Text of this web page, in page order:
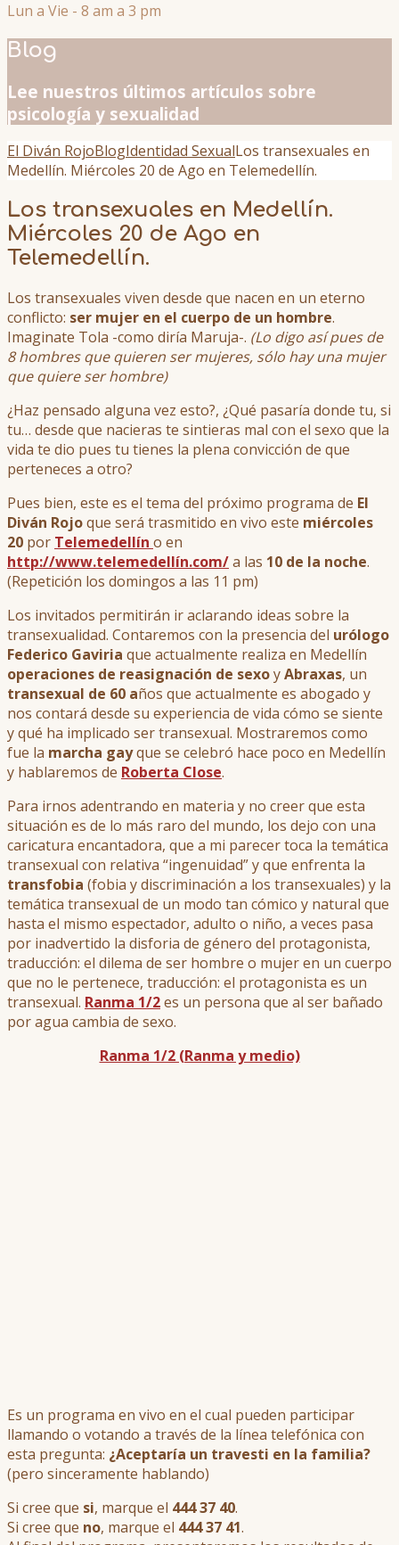
Lun a Vie - 8 am a 3 pm
Blog
Lee nuestros últimos artículos sobre
psicología y sexualidad
El Diván RojoBlogIdentidad SexualLos transexuales en
Medellín. Miércoles 20 de Ago en Telemedellín.
Los transexuales en Medellín.
Miércoles 20 de Ago en
Telemedellín.
Los transexuales viven desde que nacen en un eterno
conflicto: ser mujer en el cuerpo de un hombre.
Imaginate Tola -como diría Maruja-. (Lo digo así pues de
8 hombres que quieren ser mujeres, sólo hay una mujer
que quiere ser hombre)
¿Haz pensado alguna vez esto?, ¿Qué pasaría donde tu, si
tu… desde que nacieras te sintieras mal con el sexo que la
vida te dio pues tu tienes la plena convicción de que
perteneces a otro?
Pues bien, este es el tema del próximo programa de El
Diván Rojoque será trasmitido en vivo este miércoles
20 por Telemedellín o en
http://www.telemedellín.com/a las 10 de la noche.
(Repetición los domingos a las 11 pm)
Los invitados permitirán ir aclarando ideas sobre la
transexualidad. Contaremos con la presencia del urólogo
Federico Gaviria que actualmente realiza en Medellín
operaciones de reasignación de sexoyAbraxas, un
transexual de 60 años que actualmente es abogado y
nos contará desde su experiencia de vida cómo se siente
y qué ha implicado ser transexual. Mostraremos como
fue la marcha gayque se celebró hace poco en Medellín
y hablaremos de Roberta Close.
Para irnos adentrando en materia y no creer que esta
situación es de lo más raro del mundo, los dejo con una
caricatura encantadora, que a mi parecer toca la temática
transexual con relativa “ingenuidad” y que enfrenta la
transfobia (fobia y discriminación a los transexuales) y la
temática transexual de un modo tan cómico y natural que
hasta el mismo espectador, adulto o niño, a veces pasa
por inadvertido la disforia de género del protagonista,
traducción: el dilema de ser hombre o mujer en un cuerpo
que no le pertenece, traducción: el protagonista es un
transexual. Ranma 1/2es un persona que al ser bañado
por agua cambia de sexo.
Ranma 1/2 (Ranma y medio)
Es un programa en vivo en el cual pueden participar
llamando o votando a través de la línea telefónica con
esta pregunta: ¿Aceptaría un travesti en la familia?
(pero sinceramente hablando)
Si cree que si, marque el 444 37 40.
Si cree que no, marque el 444 37 41.